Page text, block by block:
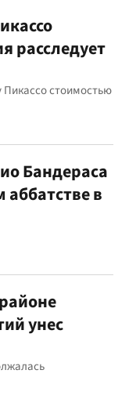
расследует
Пикассо стоимостью
Бандераса
в
унес